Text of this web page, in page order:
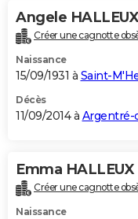
Angele
Créer une cagnotte
Naissance
15/09/1931 à Saint-
Décès
11/09/2014 à Argentré-
Emma HALLEUX
Créer une cagnotte
Naissance